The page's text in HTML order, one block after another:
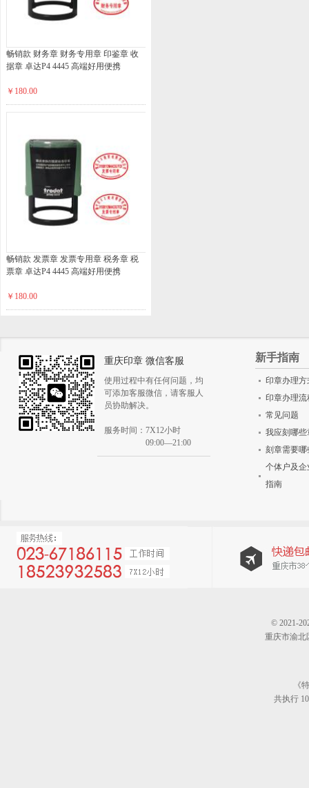
畅销款 财务章 财务专用章 印鉴章 收
据章 卓达P4 4445 高端好用便携
￥180.00
畅销款 发票章 发票专用章 税务章 税
票章 卓达P4 4445 高端好用便携
￥180.00
重庆印章 微信客服
使用过程中有任何问题，均
可添加客服微信，请客服人
员协助解决。
服务时间：7X12小时
09:00—21:00
新手指南
印章办理方
印章办理流
常见问题
我应刻哪些
刻章需要哪
个体户及企
指南
© 2021-
重庆市渝北
《
共执行